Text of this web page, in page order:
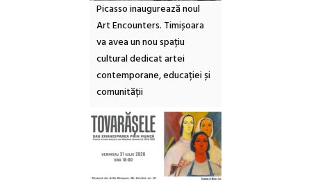
Picasso inaugurează noul
Art Encounters. Timișoara
va avea un nou spațiu
cultural dedicat artei
contemporane, educației și
comunității